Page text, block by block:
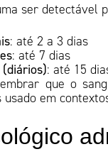
ser detectável
: até 2 a 3 dias
: até 7 dias
: até 15
que o
em